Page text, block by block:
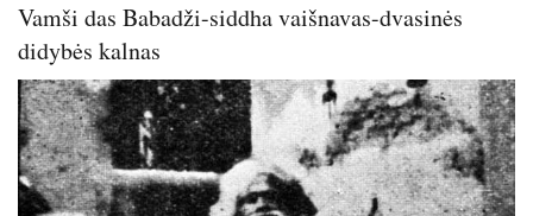
Vamši das Babadži-siddha vaišnavas-dvasinės
didybės kalnas
Image